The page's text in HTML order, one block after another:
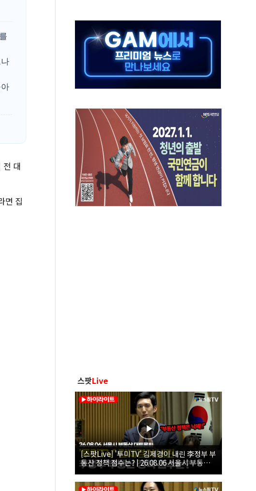
선에 친명계 '추가 투표' 요구...친청계 응집력 '희석' 전략 통할까
업종 확대…'현대 테라타워 구리갈매' 공급
전 대
면 집
스팟Live
[스팟Live] '투미TV' 김제경이 내린 李정부 부
동산 정책 점수는? | 26.08.06 서울시 부동산
대토론회